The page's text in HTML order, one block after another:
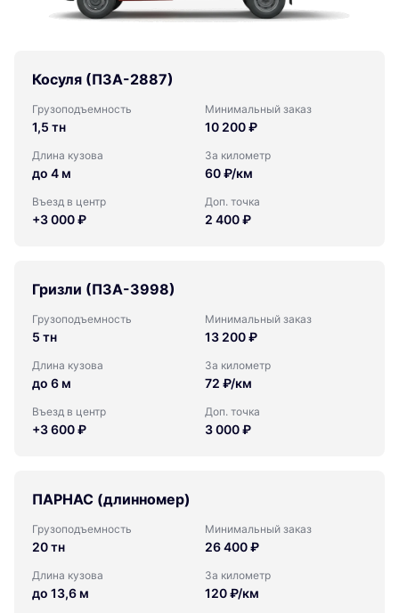
Косуля (ПЗА-2887)
Грузоподъемность
1,5 тн
Минимальный заказ
10 200 ₽
Длина кузова
до 4 м
За километр
60 ₽/км
Въезд в центр
+3 000 ₽
Доп. точка
2 400 ₽
Гризли (ПЗА-3998)
Грузоподъемность
5 тн
Минимальный заказ
13 200 ₽
Длина кузова
до 6 м
За километр
72 ₽/км
Въезд в центр
+3 600 ₽
Доп. точка
3 000 ₽
ПАРНАС (длинномер)
Грузоподъемность
20 тн
Минимальный заказ
26 400 ₽
Длина кузова
до 13,6 м
За километр
120 ₽/км